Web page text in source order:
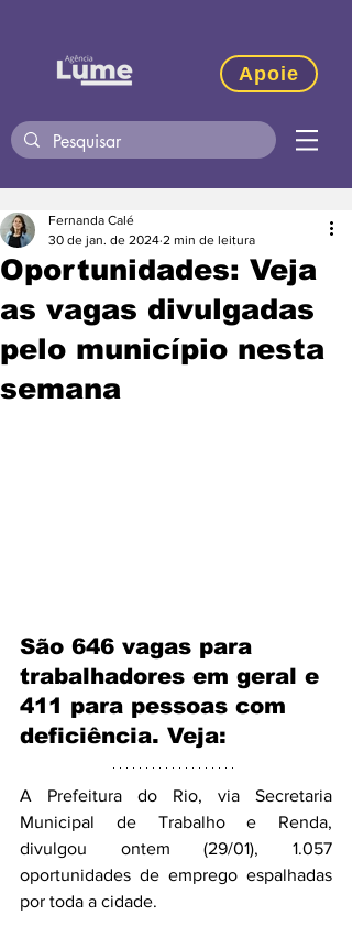
Apoie
Oportunidades: Veja
as vagas divulgadas
pelo município nesta
semana
Fernanda Calé
30 de jan. de 2024 2 min de leitura
São 646 vagas para
trabalhadores em geral e
411 para pessoas com
deficiência. Veja:
A Prefeitura do Rio, via Secretaria
Municipal de Trabalho e Renda,
divulgou ontem (29/01), 1.057
oportunidades de emprego espalhadas
por toda a cidade.